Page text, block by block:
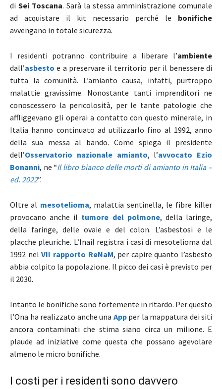
di Sei Toscana. Sarà la stessa amministrazione comunale
ad acquistare il kit necessario perché le bonifiche
avvengano in totale sicurezza.
I residenti potranno contribuire a liberare l’ambiente
dall’asbesto e a preservare il territorio per il benessere di
tutta la comunità. L’amianto causa, infatti, purtroppo
malattie gravissime. Nonostante tanti imprenditori ne
conoscessero la pericolosità, per le tante patologie che
affliggevano gli operai a contatto con questo minerale, in
Italia hanno continuato ad utilizzarlo fino al 1992, anno
della sua messa al bando. Come spiega il presidente
dell’Osservatorio nazionale amianto, l’avvocato Ezio
Bonanni, ne “Il libro bianco delle morti di amianto in Italia –
ed. 2022”.
Oltre al mesotelioma, malattia sentinella, le fibre killer
provocano anche il tumore del polmone, della laringe,
della faringe, delle ovaie e del colon. L’asbestosi e le
placche pleuriche. L’Inail registra i casi di mesotelioma dal
1992 nelVII rapporto ReNaM, per capire quanto l’asbesto
abbia colpito la popolazione. Il picco dei casi è previsto per
il 2030.
Intanto le bonifiche sono fortemente in ritardo. Per questo
l’Ona ha realizzato anche una Appper la mappatura dei siti
ancora contaminati che stima siano circa un milione. E
plaude ad iniziative come questa che possano agevolare
almeno le micro bonifiche.
I costi per i residenti sono davvero